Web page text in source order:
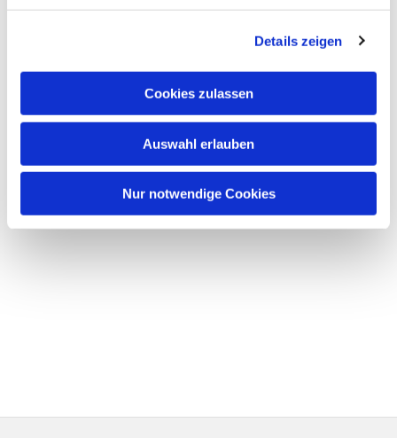
Details zeigen
Cookies zulassen
Auswahl erlauben
Nur notwendige Cookies